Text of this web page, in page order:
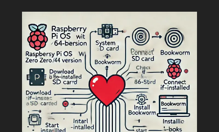
Automatisierung
ist
nun
einfach
möglich“